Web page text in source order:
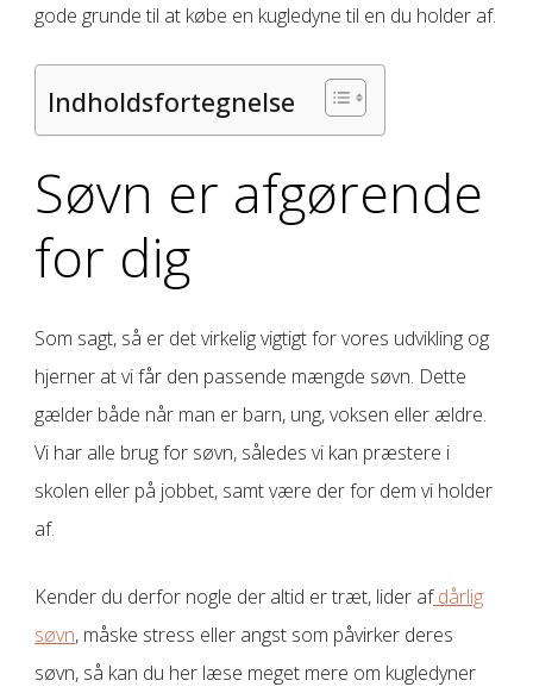
gode grunde til at købe en kugledyne til en du holder af.
Indholdsfortegnelse
Søvn er afgørende
for dig
Som sagt, så er det virkelig vigtigt for vores udvikling og
hjerner at vi får den passende mængde søvn. Dette
gælder både når man er barn, ung, voksen eller ældre.
Vi har alle brug for søvn, således vi kan præstere i
skolen eller på jobbet, samt være der for dem vi holder
af.
Kender du derfor nogle der altid er træt, lider afdårlig
søvn, måske stress eller angst som påvirker deres
søvn, så kan du her læse meget mere om kugledyner